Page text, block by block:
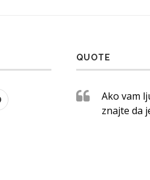
QUOTE
Ako vam
znajte da